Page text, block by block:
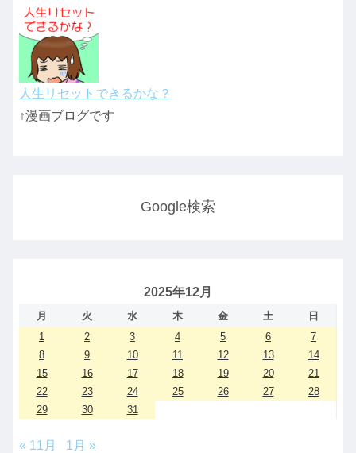
人生リセットできるかな？
↑漫画ブログです
Google検索
2025年12月
月 火 水 木 金 土
日
1
2 3 4 5 6
7
8
9 10 11 12 13
14
15
16 17 18 19 20
21
22
23 24 25 26 27
28
29
30 31
« 11月 1月 »